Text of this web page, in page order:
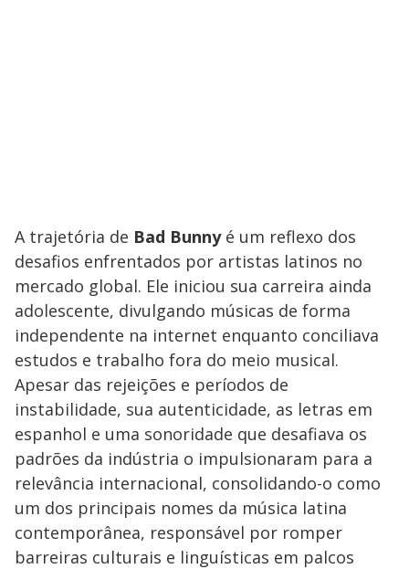
A trajetória de Bad Bunnyé um reflexo dos
desafios enfrentados por artistas latinos no
mercado global. Ele iniciou sua carreira ainda
adolescente, divulgando músicas de forma
independente na internet enquanto conciliava
estudos e trabalho fora do meio musical.
Apesar das rejeições e períodos de
instabilidade, sua autenticidade, as letras em
espanhol e uma sonoridade que desafiava os
padrões da indústria o impulsionaram para a
relevância internacional, consolidando-o como
um dos principais nomes da música latina
contemporânea, responsável por romper
barreiras culturais e linguísticas em palcos